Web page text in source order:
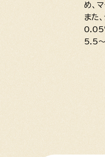
め、
また
0.05
5.5